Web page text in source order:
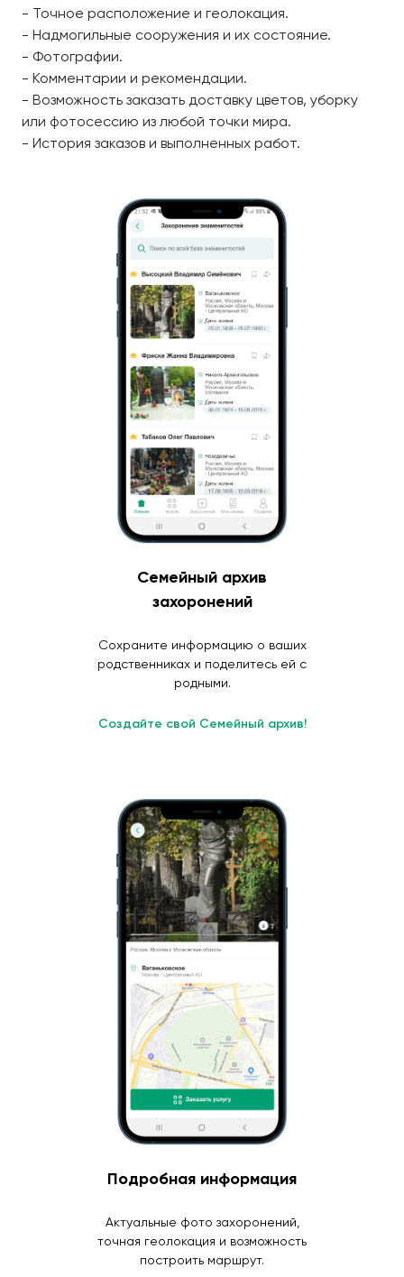
- Точное расположение и геолокация.
- Надмогильные сооружения и их состояние.
- Фотографии.
- Комментарии и рекомендации.
- Возможность заказать доставку цветов, уборку
или фотосессию из любой точки мира.
- История заказов и выполненных работ.
Семейный архив
захоронений
Сохраните информацию о ваших
родственниках и поделитесь ей с
родными.
Создайте свой Семейный архив!
Подробная информация
Актуальные фото захоронений,
точная геолокация и возможность
построить маршрут.